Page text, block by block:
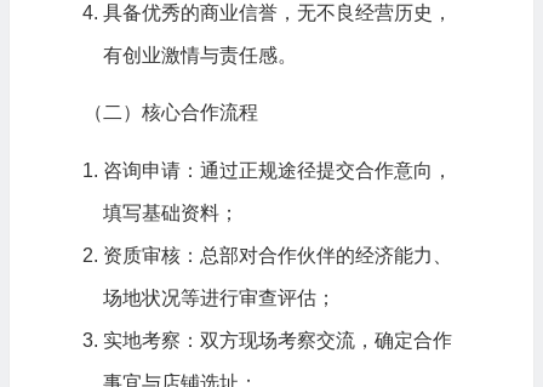
具备优秀的商业信誉，无不良经营历史，
有创业激情与责任感。
（二）核心合作流程
咨询申请：通过正规途径提交合作意向，
填写基础资料；
资质审核：总部对合作伙伴的经济能力、
场地状况等进行审查评估；
实地考察：双方现场考察交流，确定合作
事宜与店铺选址；